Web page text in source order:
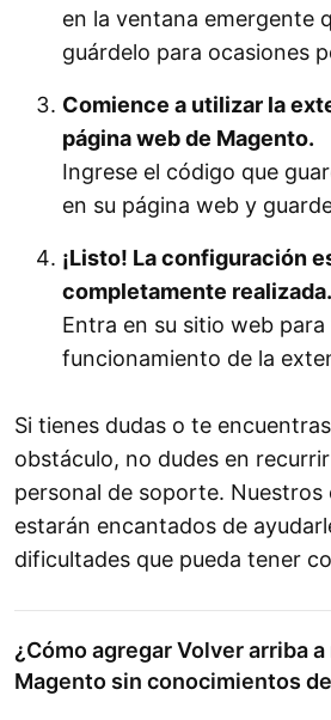
en la ventana emergente
guárdelo para ocasiones
Comience a utilizar la
página web de Magento.
Ingrese el código que
en su página web y
¡Listo! La configuración
completamente realizada.
Entra en su sitio web para
funcionamiento de la
Si tienes dudas o te
obstáculo, no dudes en
personal de soporte. Nuestros
estarán encantados de
dificultades que pueda tener
¿Cómo agregar Volver arriba
Magento sin conocimientos